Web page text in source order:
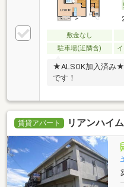
敷金なし
駐車場(近隣含)
★ALSOK加入済み★
です！
賃貸アパート リアンハイ